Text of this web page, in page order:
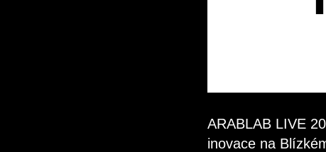
ARABLAB LIVE
inovace na